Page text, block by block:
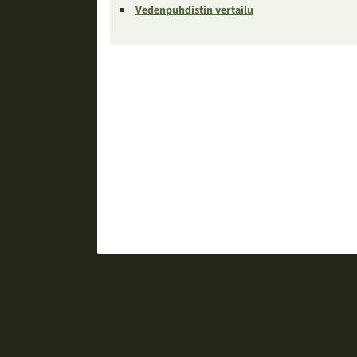
Vedenpuhdistin vertailu